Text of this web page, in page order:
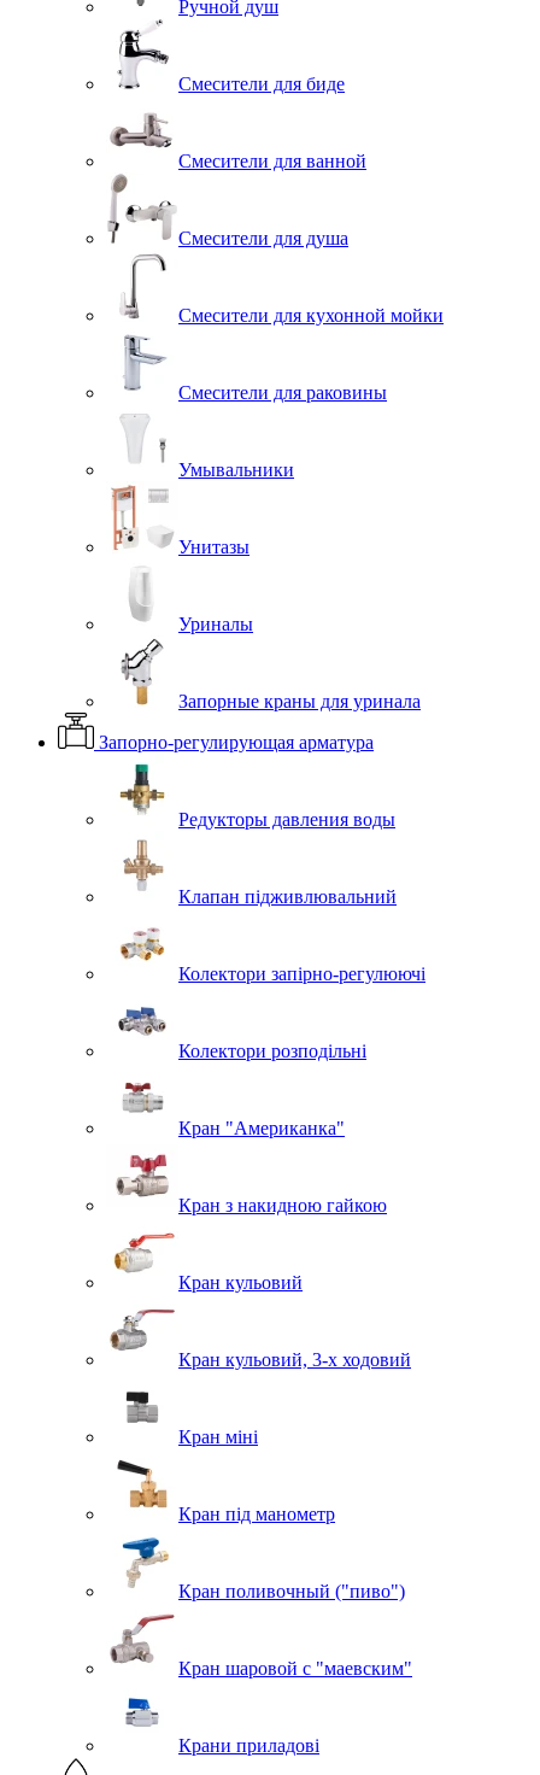
Ручной душ
Смесители для биде
Смесители для ванной
Смесители для душа
Смесители для кухонной мойки
Смесители для раковины
Умывальники
Унитазы
Уриналы
Запорные краны для уринала
Запорно-регулирующая арматура
Редукторы давления воды
Клапан підживлювальний
Колектори запірно-регулюючі
Колектори розподільні
Кран "Американка"
Кран з накидною гайкою
Кран кульовий
Кран кульовий, 3-х ходовий
Кран міні
Кран під манометр
Кран поливочный ("пиво")
Кран шаровой с "маевским"
Крани приладові